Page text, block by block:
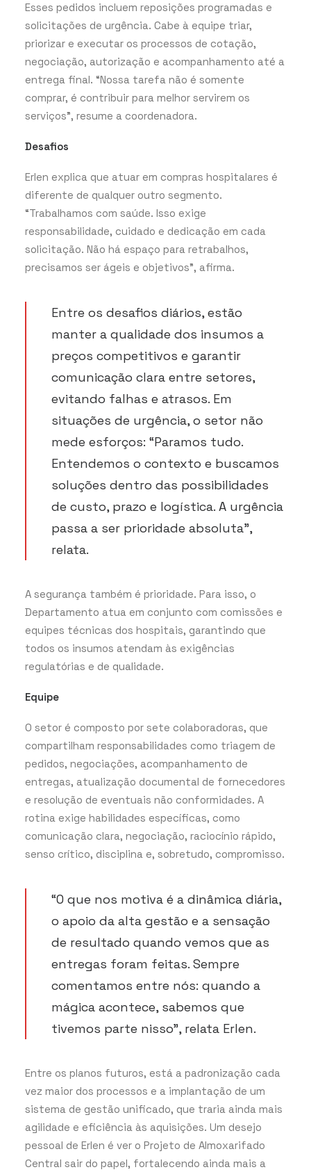
Esses pedidos incluem reposições programadas e
solicitações de urgência. Cabe à equipe triar,
priorizar e executar os processos de cotação,
negociação, autorização e acompanhamento até a
entrega final. “Nossa tarefa não é somente
comprar, é contribuir para melhor servirem os
serviços”, resume a coordenadora.
Desafios
Erlen explica que atuar em compras hospitalares é
diferente de qualquer outro segmento.
“Trabalhamos com saúde. Isso exige
responsabilidade, cuidado e dedicação em cada
solicitação. Não há espaço para retrabalhos,
precisamos ser ágeis e objetivos”, afirma.
Entre os desafios diários, estão
manter a qualidade dos insumos a
preços competitivos e garantir
comunicação clara entre setores,
evitando falhas e atrasos. Em
situações de urgência, o setor não
mede esforços: “Paramos tudo.
Entendemos o contexto e buscamos
soluções dentro das possibilidades
de custo, prazo e logística. A urgência
passa a ser prioridade absoluta”,
relata.
A segurança também é prioridade. Para isso, o
Departamento atua em conjunto com comissões e
equipes técnicas dos hospitais, garantindo que
todos os insumos atendam às exigências
regulatórias e de qualidade.
Equipe
O setor é composto por sete colaboradoras, que
compartilham responsabilidades como triagem de
pedidos, negociações, acompanhamento de
entregas, atualização documental de fornecedores
e resolução de eventuais não conformidades. A
rotina exige habilidades específicas, como
comunicação clara, negociação, raciocínio rápido,
senso crítico, disciplina e, sobretudo, compromisso.
“O que nos motiva é a dinâmica diária,
o apoio da alta gestão e a sensação
de resultado quando vemos que as
entregas foram feitas. Sempre
comentamos entre nós: quando a
mágica acontece, sabemos que
tivemos parte nisso”, relata Erlen.
Entre os planos futuros, está a padronização cada
vez maior dos processos e a implantação de um
sistema de gestão unificado, que traria ainda mais
agilidade e eficiência às aquisições. Um desejo
pessoal de Erlen é ver o Projeto de Almoxarifado
Central sair do papel, fortalecendo ainda mais a